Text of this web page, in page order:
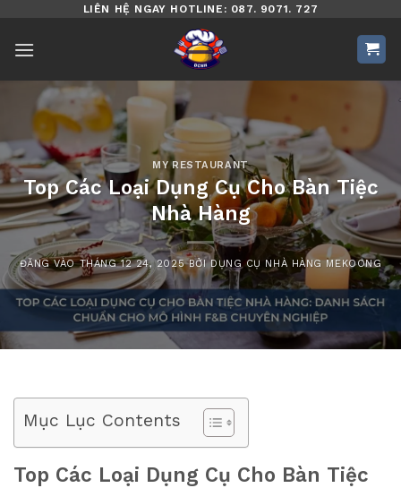
nội
dung
LIÊN HỆ NGAY HOTLINE: 087. 9071. 727
MY RESTAURANT
Top Các Loại Dụng Cụ Cho Bàn Tiệc
Nhà Hàng
ĐĂNG VÀOTHÁNG 12 24, 2025 BỞIDỤNG CỤ NHÀ HÀNG MEKOONG
Mục Lục Contents
Top Các Loại Dụng Cụ Cho Bàn Tiệc